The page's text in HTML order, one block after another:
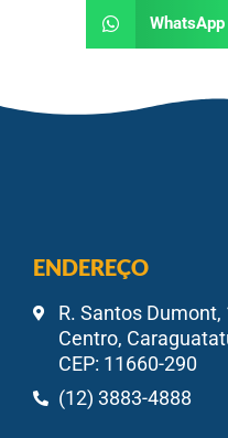
WhatsApp
ENDEREÇO
R. Santos Dumont,
Centro,
CEP: 11660-290
(12) 3883-4888